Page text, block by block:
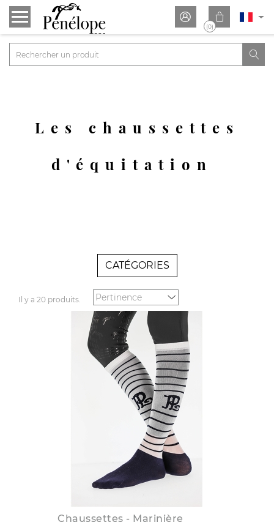
 
(0)

Les chaussettes
d'équitation
CATÉGORIES
Il y a 20 produits.
Chaussettes - Marinière